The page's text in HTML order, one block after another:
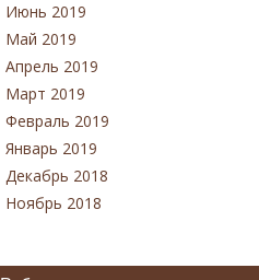
Июнь 2019
Май 2019
Апрель 2019
Март 2019
Февраль 2019
Январь 2019
Декабрь 2018
Ноябрь 2018